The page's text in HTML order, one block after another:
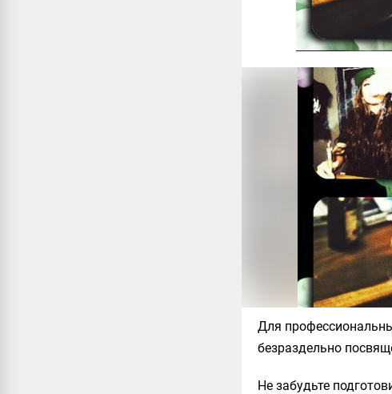
Для
безраздельно
Не забудьте